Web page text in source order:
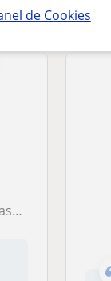
de Cookies